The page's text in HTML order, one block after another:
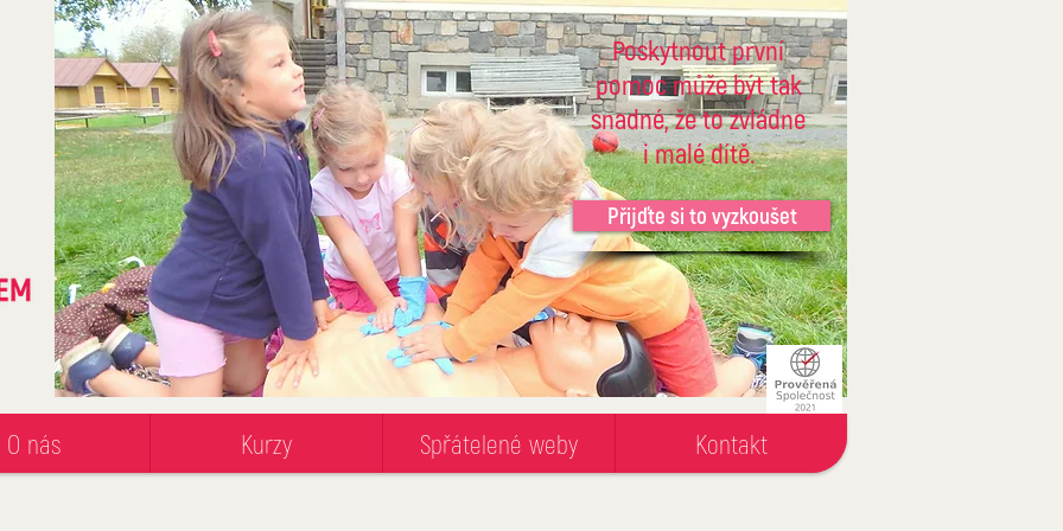
Poskytnout první
pomoc může být tak
snadné, že to zvládne
i malé dítě.
Přijďte si to vyzkoušet
O nás Kurzy Spřátelené weby Kontakt